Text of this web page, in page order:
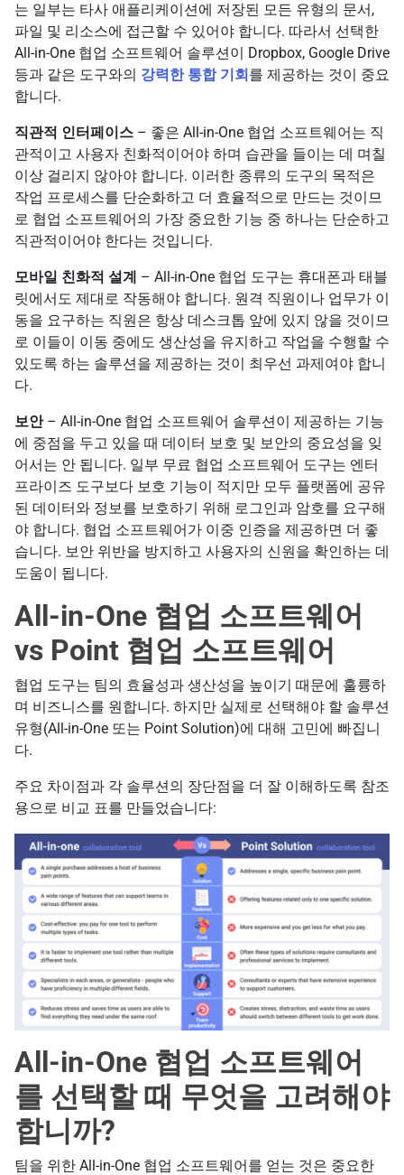
는 일부는 타사 애플리케이션에 저장된 모든 유형의 문서,
파일 및 리소스에 접근할 수 있어야 합니다. 따라서 선택한
All-in-One 협업 소프트웨어 솔루션이 Dropbox, Google Drive
등과 같은 도구와의 강력한 통합 기회 를 제공하는 것이 중요
합니다.
직관적 인터페이스 – 좋은 All-in-One 협업 소프트웨어는 직
관적이고 사용자 친화적이어야 하며 습관을 들이는 데 며칠
이상 걸리지 않아야 합니다. 이러한 종류의 도구의 목적은
작업 프로세스를 단순화하고 더 효율적으로 만드는 것이므
로 협업 소프트웨어의 가장 중요한 기능 중 하나는 단순하고
직관적이어야 한다는 것입니다.
모바일 친화적 설계 – All-in-One 협업 도구는 휴대폰과 태블
릿에서도 제대로 작동해야 합니다. 원격 직원이나 업무가 이
동을 요구하는 직원은 항상 데스크톱 앞에 있지 않을 것이므
로 이들이 이동 중에도 생산성을 유지하고 작업을 수행할 수
있도록 하는 솔루션을 제공하는 것이 최우선 과제여야 합니
다.
보안– All-in-One 협업 소프트웨어 솔루션이 제공하는 기능
에 중점을 두고 있을 때 데이터 보호 및 보안의 중요성을 잊
어서는 안 됩니다. 일부 무료 협업 소프트웨어 도구는 엔터
프라이즈 도구보다 보호 기능이 적지만 모두 플랫폼에 공유
된 데이터와 정보를 보호하기 위해 로그인과 암호를 요구해
야 합니다. 협업 소프트웨어가 이중 인증을 제공하면 더 좋
습니다. 보안 위반을 방지하고 사용자의 신원을 확인하는 데
도움이 됩니다.
All-in-One 협업 소프트웨어
vs Point 협업 소프트웨어
협업 도구는 팀의 효율성과 생산성을 높이기 때문에 훌륭하
며 비즈니스를 원합니다. 하지만 실제로 선택해야 할 솔루션
유형(All-in-One 또는 Point Solution)에 대해 고민에 빠집니
다.
주요 차이점과 각 솔루션의 장단점을 더 잘 이해하도록 참조
용으로 비교 표를 만들었습니다:
All-in-One 협업 소프트웨어
를 선택할 때 무엇을 고려해야
합니까?
팀을 위한 All-in-One 협업 소프트웨어를 얻는 것은 중요한